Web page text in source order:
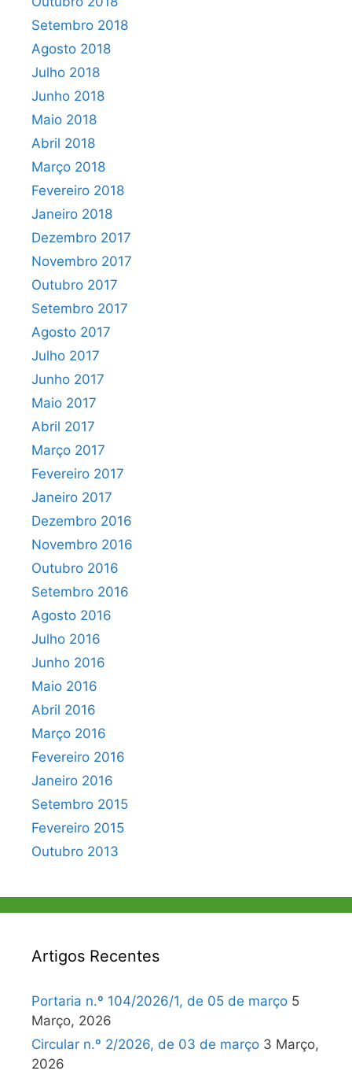
Setembro 2018
Agosto 2018
Julho 2018
Junho 2018
Maio 2018
Abril 2018
Março 2018
Fevereiro 2018
Janeiro 2018
Dezembro 2017
Novembro 2017
Outubro 2017
Setembro 2017
Agosto 2017
Julho 2017
Junho 2017
Maio 2017
Abril 2017
Março 2017
Fevereiro 2017
Janeiro 2017
Dezembro 2016
Novembro 2016
Outubro 2016
Setembro 2016
Agosto 2016
Julho 2016
Junho 2016
Maio 2016
Abril 2016
Março 2016
Fevereiro 2016
Janeiro 2016
Setembro 2015
Fevereiro 2015
Outubro 2013
Artigos Recentes
Portaria n.º 104/2026/1, de 05 de março 5
Março, 2026
Circular n.º 2/2026, de 03 de março 3 Março,
2026